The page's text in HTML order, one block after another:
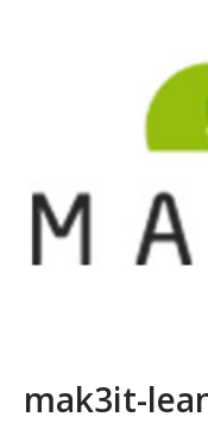
mak3it-